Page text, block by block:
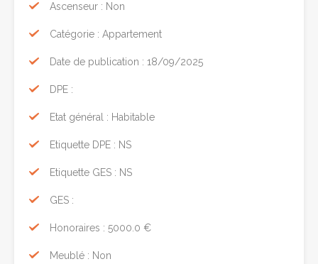
Ascenseur : Non
Catégorie : Appartement
Date de publication : 18/09/2025
DPE :
Etat général : Habitable
Etiquette DPE : NS
Etiquette GES : NS
GES :
Honoraires : 5000.0 €
Meublé : Non